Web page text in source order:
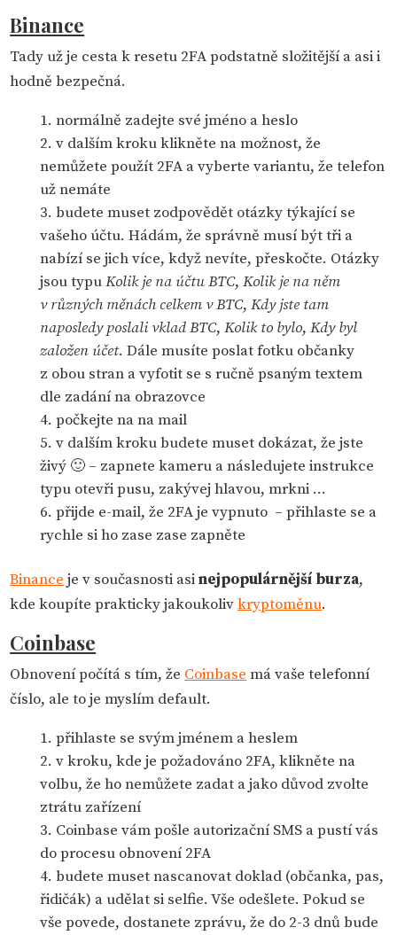
Binance
Tady už je cesta k resetu 2FA podstatně složitější a asi i
hodně bezpečná.
normálně zadejte své jméno a heslo
v dalším kroku klikněte na možnost, že
nemůžete použít 2FA a vyberte variantu, že telefon
už nemáte
budete muset zodpovědět otázky týkající se
vašeho účtu. Hádám, že správně musí být tři a
nabízí se jich více, když nevíte, přeskočte. Otázky
jsou typuKolik je na účtu BTC,Kolik je na něm
v různých měnách celkem v BTC,Kdy jste tam
naposledy poslali vklad BTC,Kolik to bylo,Kdy byl
založen účet. Dále musíte poslat fotku občanky
z obou stran a vyfotit se s ručně psaným textem
dle zadání na obrazovce
počkejte na na mail
v dalším kroku budete muset dokázat, že jste
živý 🙂 – zapnete kameru a následujete instrukce
typu otevři pusu, zakývej hlavou, mrkni …
přijde e-mail, že 2FA je vypnuto – přihlaste se a
rychle si ho zase zase zapněte
Binance je v současnosti asinejpopulárnější burza,
kde koupíte prakticky jakoukolivkryptoměnu.
Coinbase
Obnovení počítá s tím, že Coinbase má vaše telefonní
číslo, ale to je myslím default.
přihlaste se svým jménem a heslem
v kroku, kde je požadováno 2FA, klikněte na
volbu, že ho nemůžete zadat a jako důvod zvolte
ztrátu zařízení
Coinbase vám pošle autorizační SMS a pustí vás
do procesu obnovení 2FA
budete muset nascanovat doklad (občanka, pas,
řidičák) a udělat si selfie. Vše odešlete. Pokud se
vše povede, dostanete zprávu, že do 2-3 dnů bude